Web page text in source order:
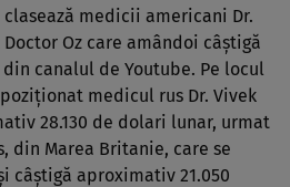
medicii americani Dr.
Oz care amândoi câştigă
canalul de Youtube. Pe locul
medicul rus Dr. Vivek
28.130 de dolari lunar, urmat
din Marea Britanie, care se
câştigă aproximativ 21.050